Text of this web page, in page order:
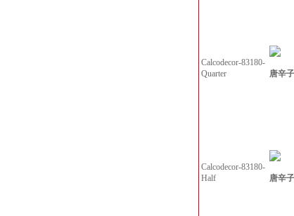
Calcodecor-83180-
Quarter
唐辛
Calcodecor-83180-
Half
唐辛